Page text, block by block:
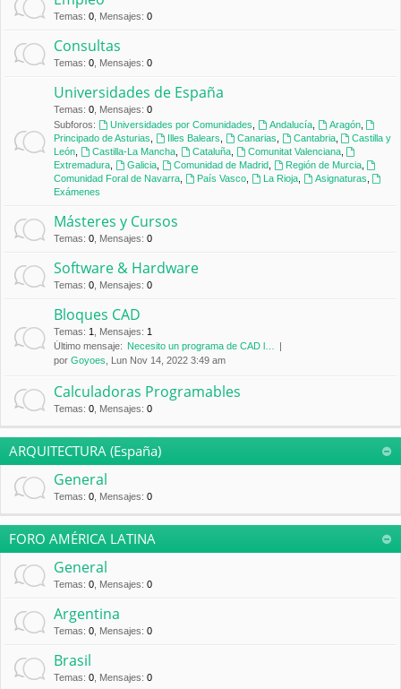
Temas: 0 Mensajes: 0
Consultas
Temas: 0 Mensajes: 0
Universidades de España
Temas: 0 Mensajes: 0
Subforos:
Universidades por Comunidades Andalucía, Aragón,
Principado de Asturias
Illes Balears Canarias Cantabria,
Castilla y
León
Castilla-La Mancha, Cataluña, Comunitat Valenciana,
Extremadura
Galicia, Comunidad de Madrid, Región de Murcia,
Comunidad Foral de Navarra
País Vasco, La Rioja, Asignaturas
Exámenes
Másteres y Cursos
Temas: 0 Mensajes: 0
Software & Hardware
Temas: 0 Mensajes: 0
Bloques CAD
Temas: 1 Mensajes: 1
Último mensaje: Necesito un programa de CAD l…
por Goyoes , Lun Nov 14, 2022 3:49 am
Calculadoras Programables
Temas: 0 Mensajes: 0
ARQUITECTURA (España)
General
Temas: 0 Mensajes: 0
FORO AMÉRICA LATINA
General
Temas: 0 Mensajes: 0
Argentina
Temas: 0 Mensajes: 0
Brasil
Temas: 0 Mensajes: 0